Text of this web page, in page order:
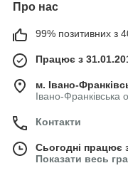
Про нас
99% позитивних з
Працює з
м. Івано-
Івано-Франківська
Контакти
Сьогодні працює
Показати весь